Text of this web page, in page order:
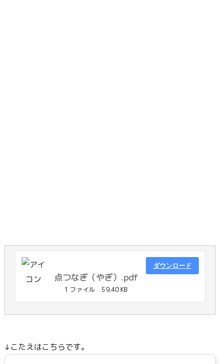
点つなぎ（やぎ）.pdf
1 ファイル 59.40 KB
ダウンロード
↓こたえはこちらです。